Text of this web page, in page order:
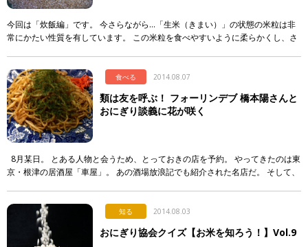
今回は「炊飯編」です。 今さらながら…「生米（きまい）」の状態の米粒は非
常にかたい性質を有しています。 この米粒を食べやすいように柔らかくし、さ
食べる 2014.08.07
類は友を呼ぶ！ フォーリンデブ 橋本陽さんと
おにぎり談義に花が咲く
8月某日。 とある人物と会うため、とっておきの店を予約。 やってきたのは東
京・根津の居酒屋「車屋」。 あの酒場放浪記でも紹介された名店だ。 そして、
知る 2014.08.03
おにぎり協会クイズ【お米を知ろう！】Vol.9